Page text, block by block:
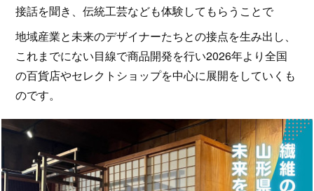
接話を聞き、伝統工芸なども体験してもらうことで
地域産業と未来のデザイナーたちとの接点を生み出し、
これまでにない目線で商品開発を行い2026年より全国
の百貨店やセレクトショップを中心に展開をしていくも
のです。